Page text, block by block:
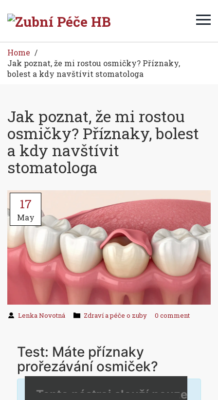
Home
Jak poznat, že mi rostou osmičky? Příznaky,
bolest a kdy navštívit stomatologa
Jak poznat, že mi rostou
osmičky? Příznaky, bolest
a kdy navštívit
stomatologa
17
May
Lenka Novotná Zdraví a péče o zuby 0 comment
Test: Máte příznaky
prořezávání osmiček?
Tento nástroj slouží pouze